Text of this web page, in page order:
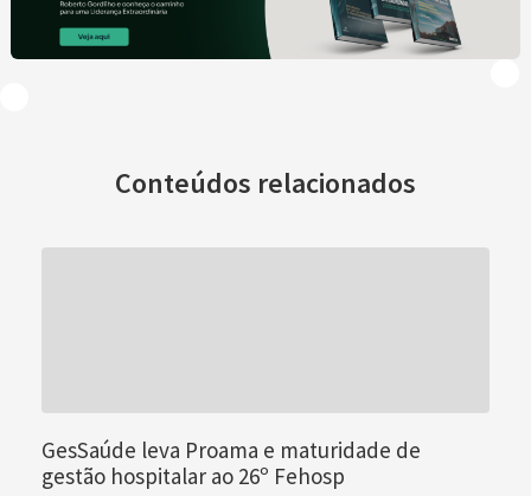
Conteúdos relacionados
GesSaúde leva Proama e maturidade de
gestão hospitalar ao 26º Fehosp